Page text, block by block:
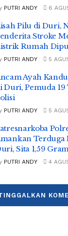
PUTRI ANDY 6
Pilu di Duri,
Stroke
Rumah
PUTRI ANDY 5
Ayah
Duri, Pemuda
PUTRI ANDY 5
Terduga
Sita 1,59
PUTRI ANDY 4